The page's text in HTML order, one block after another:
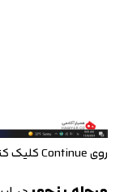
روی Continue کلیک کنید